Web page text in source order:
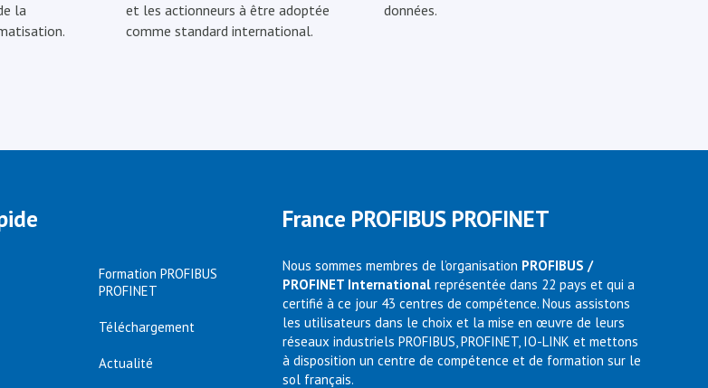
la
et les actionneurs à être adoptée
comme standard international.
données.
Formation PROFIBUS
PROFINET
Téléchargement
Actualité
France PROFIBUS PROFINET
Nous sommes membres de l’organisation PROFIBUS /
PROFINET Internationalreprésentée dans 22 pays et qui a
certifié à ce jour 43 centres de compétence. Nous assistons
les utilisateurs dans le choix et la mise en œuvre de leurs
réseaux industriels PROFIBUS, PROFINET, IO-LINK et mettons
à disposition un centre de compétence et de formation sur le
sol français.